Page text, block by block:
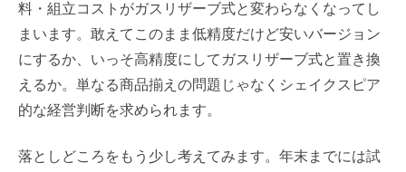
料・組立コストがガスリザーブ式と変わらなくなってし
まいます。敢えてこのまま低精度だけど安いバージョン
にするか、いっそ高精度にしてガスリザーブ式と置き換
えるか。単なる商品揃えの問題じゃなくシェイクスピア
的な経営判断を求められます。
落としどころをもう少し考えてみます。年末までには試